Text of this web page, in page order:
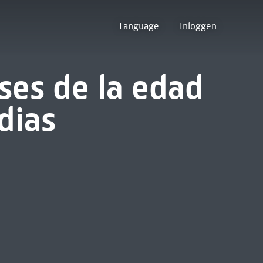
Language Inloggen
de la edad